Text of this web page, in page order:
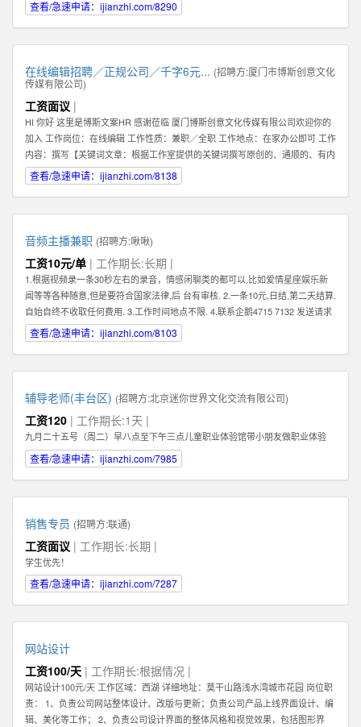
查看/急速申请：ijianzhi.com/8290
在线编辑招聘／正规公司／千字6元... (招聘方:厦门市博斯创意文化
传媒有限公司)
工资面议 |
HI 你好 这里是博斯文案HR 感谢莅临 厦门博斯创意文化传媒有限公司欢迎你的
加入 工作岗位：在线编辑 工作性质：兼职／全职 工作地点：在家办公即可 工作
内容：撰写【关键词文章：根据工作室提供的关键词撰写原创的、通顺的、有内
容的文章】 文章要求：质量一般，重点要求原创（不可复制网络文章）、通
顺。 编辑薪资：稿酬制。【6元／1000字】 非诚勿扰。考虑清楚自己是否合
查看/急速申请：ijianzhi.com/8138
音频主播兼职 (招聘方:啾啾)
工资10元/单 | 工作期长:长期 |
1.根据视频录一条30秒左右的录音，情感闲聊类的都可以,比如爱情星座娱乐新
闻等等各种随意,但是要符合国家法律,后 台有审核. 2.一条10元,日结,第二天结算.
自始自终不收取任何费用. 3.工作时间地点不限. 4.联系企鹅4715 7132 发送请求
时,请备注录音采集兼职.
查看/急速申请：ijianzhi.com/8103
辅导老师(丰台区) (招聘方:北京迷你世界文化交流有限公司)
工资120 | 工作期长:1天 |
九月二十五号（周二）早八点至下午三点儿童职业体验馆带小朋友做职业体验
查看/急速申请：ijianzhi.com/7985
销售专员 (招聘方:联通)
工资面议 | 工作期长:长期 |
学生优先！
查看/急速申请：ijianzhi.com/7287
网站设计
工资100/天 | 工作期长:根据情况 |
网站设计100元/天 工作区域：西湖 详细地址：莫干山路浅水湾城市花园 岗位职
责： 1、负责公司网站整体设计、改版与更新；负责公司产品上线界面设计、编
辑、美化等工作； 2、负责公司设计界面的整体风格和视觉效果，包括图形界